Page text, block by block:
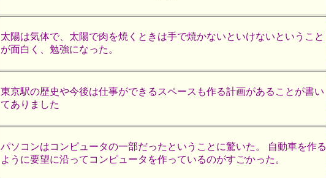
太陽は気体で、太陽で肉を焼くときは手で焼かないといけないということ
が面白く、勉強になった。
東京駅の歴史や今後は仕事ができるスペースも作る計画があることが書い
てありました
パソコンはコンピュータの一部だったということに驚いた。 自動車を作る
ように要望に沿ってコンピュータを作っているのがすごかった。